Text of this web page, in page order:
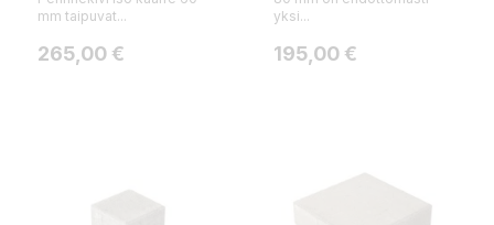
mm taipuvat...
Hinta
265,00 €
yksi...
Hinta
195,00 €